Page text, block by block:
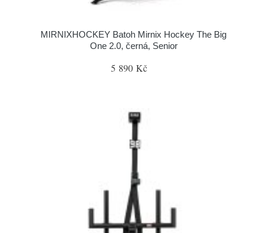
MIRNIXHOCKEY Batoh Mirnix Hockey The Big
One 2.0, černá, Senior
5 890 Kč